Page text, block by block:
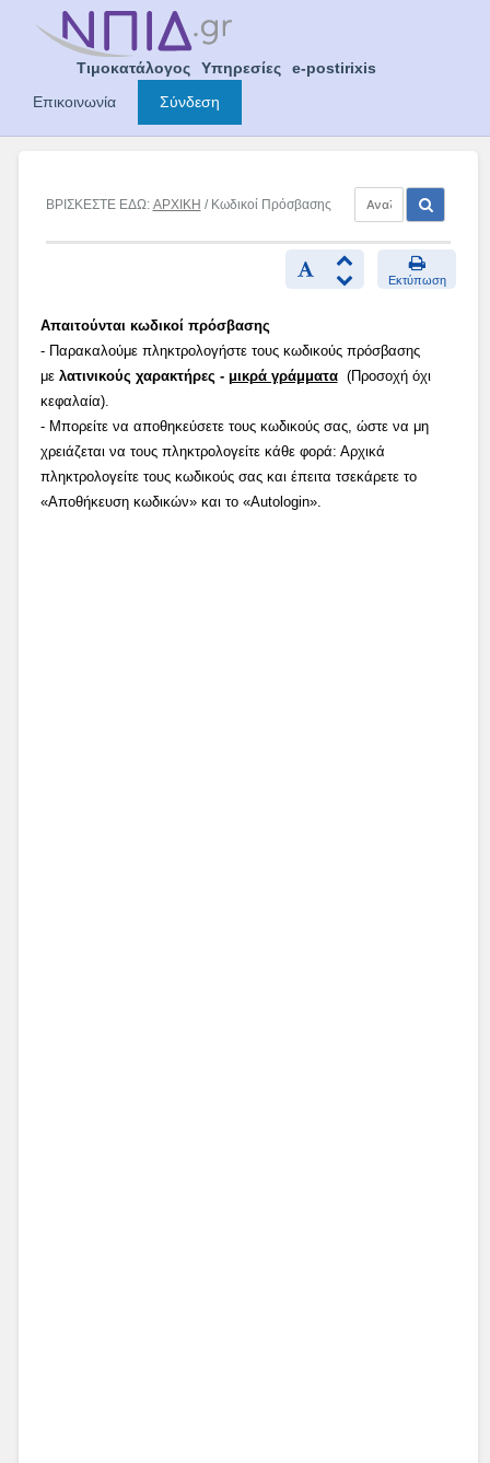
Τιμοκατάλογος Υπηρεσίες
e-postirixis
Επικοινωνία
Σύνδεση
ΒΡΙΣΚΕΣΤΕ ΕΔΩ: ΑΡΧΙΚΗ / Κωδικοί Πρόσβασης
Εκτύπωση
Απαιτούνται κωδικοί πρόσβασης
- Παρακαλούμε πληκτρολογήστε τους κωδικούς πρόσβασης
με λατινικούς χαρακτήρες - μικρά γράμματα(Προσοχή όχι
κεφαλαία).
- Μπορείτε να αποθηκεύσετε τους κωδικούς σας, ώστε να μη
χρειάζεται να τους πληκτρολογείτε κάθε φορά: Αρχικά
πληκτρολογείτε τους κωδικούς σας και έπειτα τσεκάρετε το
«Αποθήκευση κωδικών» και το «Autologin».